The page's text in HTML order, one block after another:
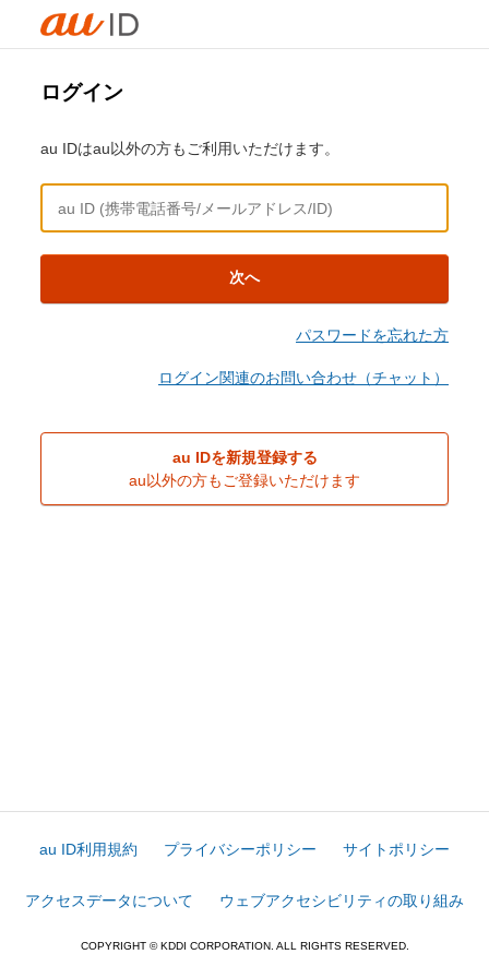
ログイン
au IDはau以外の方もご利用いただけます。
次へ
パスワードを忘れた方
ログイン関連のお問い合わせ（チャット）
au IDを新規登録する
au以外の方もご登録いただけます
au ID利用規約 プライバシーポリシー サイトポリシー
アクセスデータについて ウェブアクセシビリティの取り組み
COPYRIGHT © KDDI CORPORATION. ALL RIGHTS RESERVED.